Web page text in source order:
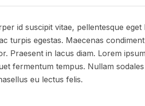
id suscipit vitae, pellentesque
turpis egestas. Maecenas
Praesent in lacus diam. Lorem
fermentum tempus. Nullam
eu lectus felis.